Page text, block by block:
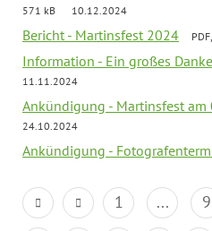
571 kB
10.12.2024
Bericht - Martinsfest 2024
Information - Ein großes
11.11.2024
Ankündigung - Martinsfest am
24.10.2024
Ankündigung -
1 ... 9